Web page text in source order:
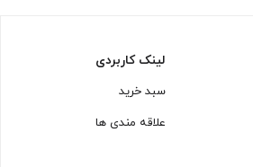
لینک کاربردی
سبد خرید
علاقه مندی ها